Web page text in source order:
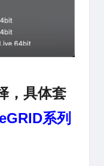
，具体套
系列